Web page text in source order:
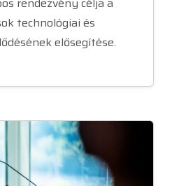
technológiai és
elősegítése.